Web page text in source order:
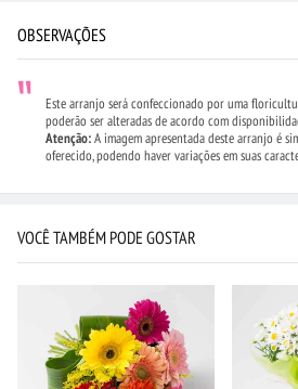
OBSERVAÇÕES
Este arranjo será confeccionado por uma
poderão ser alteradas de acordo com
Atenção:A imagem apresentada deste arranjo é
oferecido, podendo haver variações em suas
VOCÊ TAMBÉM PODE GOSTAR